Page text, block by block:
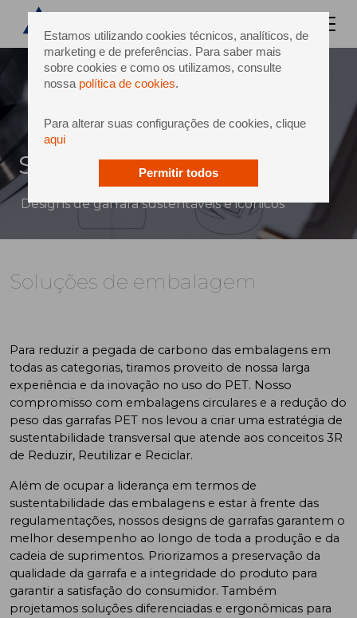
Estamos utilizando cookies técnicos, analíticos, de
marketing e de preferências. Para saber mais
sobre cookies e como os utilizamos, consulte
nossa política de cookies.
Para alterar suas configurações de cookies, clique
aqui
Permitir todos
Soluções de embalagem
Designs de garrafa sustentáveis e icônicos
Soluções de embalagem
Para reduzir a pegada de carbono das embalagens em
todas as categorias, tiramos proveito de nossa larga
experiência e da inovação no uso do PET. Nosso
compromisso com embalagens circulares e a redução do
peso das garrafas PET nos levou a criar uma estratégia de
sustentabilidade transversal que atende aos conceitos 3R
de Reduzir, Reutilizar e Reciclar.
Além de ocupar a liderança em termos de
sustentabilidade das embalagens e estar à frente das
regulamentações, nossos designs de garrafas garantem o
melhor desempenho ao longo de toda a produção e da
cadeia de suprimentos. Priorizamos a preservação da
qualidade da garrafa e a integridade do produto para
garantir a satisfação do consumidor. Também
projetamos soluções diferenciadas e ergonômicas para